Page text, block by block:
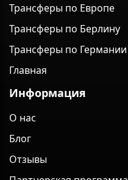
Трансферы по Европе
Трансферы по Берлину
Трансферы по Германии
Главная
Информация
О нас
Блог
Отзывы